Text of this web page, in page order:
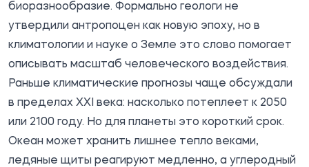
биоразнообразие. Формально геологи не
утвердили антропоцен как новую эпоху, но в
климатологии и науке о Земле это слово помогает
описывать масштаб человеческого воздействия.
Раньше климатические прогнозы чаще обсуждали
в пределах XXI века: насколько потеплеет к 2050
или 2100 году. Но для планеты это короткий срок.
Океан может хранить лишнее тепло веками,
ледяные щиты реагируют медленно, а углеродный